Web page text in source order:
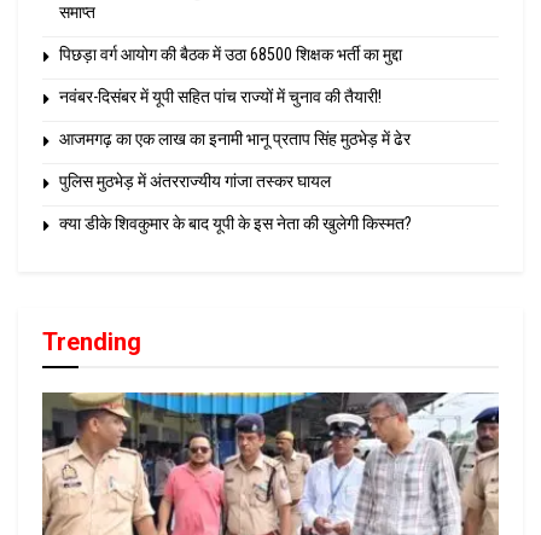
समाप्त
पिछड़ा वर्ग आयोग की बैठक में उठा 68500 शिक्षक भर्ती का मुद्दा
नवंबर-दिसंबर में यूपी सहित पांच राज्यों में चुनाव की तैयारी!
आजमगढ़ का एक लाख का इनामी भानू प्रताप सिंह मुठभेड़ में ढेर
पुलिस मुठभेड़ में अंतरराज्यीय गांजा तस्कर घायल
क्या डीके शिवकुमार के बाद यूपी के इस नेता की खुलेगी किस्मत?
Trending